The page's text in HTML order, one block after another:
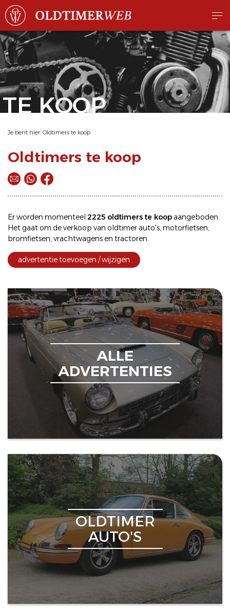
TE KOOP
Je bent hier: Oldtimers te koop
Oldtimers te koop
Er worden momenteel 2225 oldtimers te koopaangeboden.
Het gaat om deverkoop van oldtimerauto's,motorfietsen,
bromfietsen,vrachtwagens en tractoren.
advertentie toevoegen / wijzigen
ALLE
ADVERTENTIES
OLDTIMER
AUTO'S